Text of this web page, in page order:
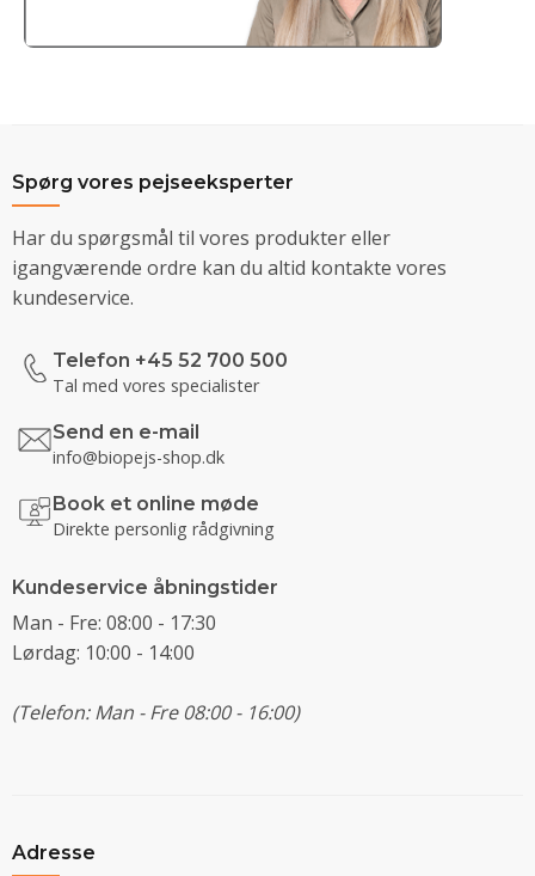
Spørg vores pejseeksperter
Har du spørgsmål til vores produkter eller
igangværende ordre kan du altid kontakte vores
kundeservice.
Telefon +45 52 700 500
Tal med vores specialister
Send en e-mail
info@biopejs-shop.dk
Book et online møde
Direkte personlig rådgivning
Kundeservice åbningstider
Man - Fre: 08:00 - 17:30
Lørdag: 10:00 - 14:00
(Telefon: Man - Fre 08:00 - 16:00)
Adresse